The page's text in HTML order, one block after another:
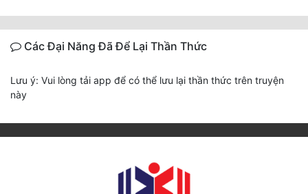
Các Đại Năng Đã Để Lại Thần Thức
Lưu ý: Vui lòng tải app để có thể lưu lại thần thức trên truyện
này